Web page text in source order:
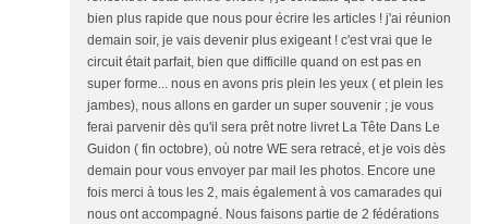
bien plus rapide que nous pour écrire les articles ! j'ai réunion
demain soir, je vais devenir plus exigeant ! c'est vrai que le
circuit était parfait, bien que difficille quand on est pas en
super forme... nous en avons pris plein les yeux ( et plein les
jambes), nous allons en garder un super souvenir ; je vous
ferai parvenir dès qu'il sera prêt notre livret La Tête Dans Le
Guidon ( fin octobre), où notre WE sera retracé, et je vois dès
demain pour vous envoyer par mail les photos. Encore une
fois merci à tous les 2, mais également à vos camarades qui
nous ont accompagné. Nous faisons partie de 2 fédérations